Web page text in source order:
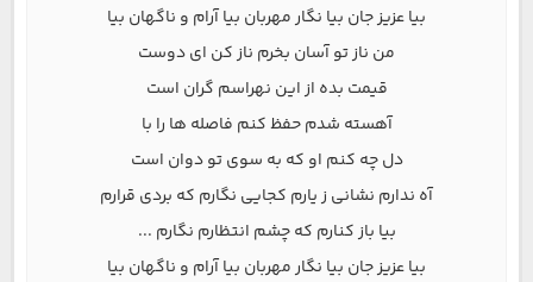
بیا عزیز جان بیا نگار مهربان بیا آرام و ناگهان بیا
من ناز تو آسان بخرم ناز کن ای دوست
قیمت بده از این نهراسم گران است
آهسته شدم حفظ کنم فاصله ها را با
دل چه کنم او که به سوی تو دوان است
آه ندارم نشانی ز یارم کجایی نگارم که بردی قرارم
بیا باز کنارم که چشم انتظارم نگارم ...
بیا عزیز جان بیا نگار مهربان بیا آرام و ناگهان بیا